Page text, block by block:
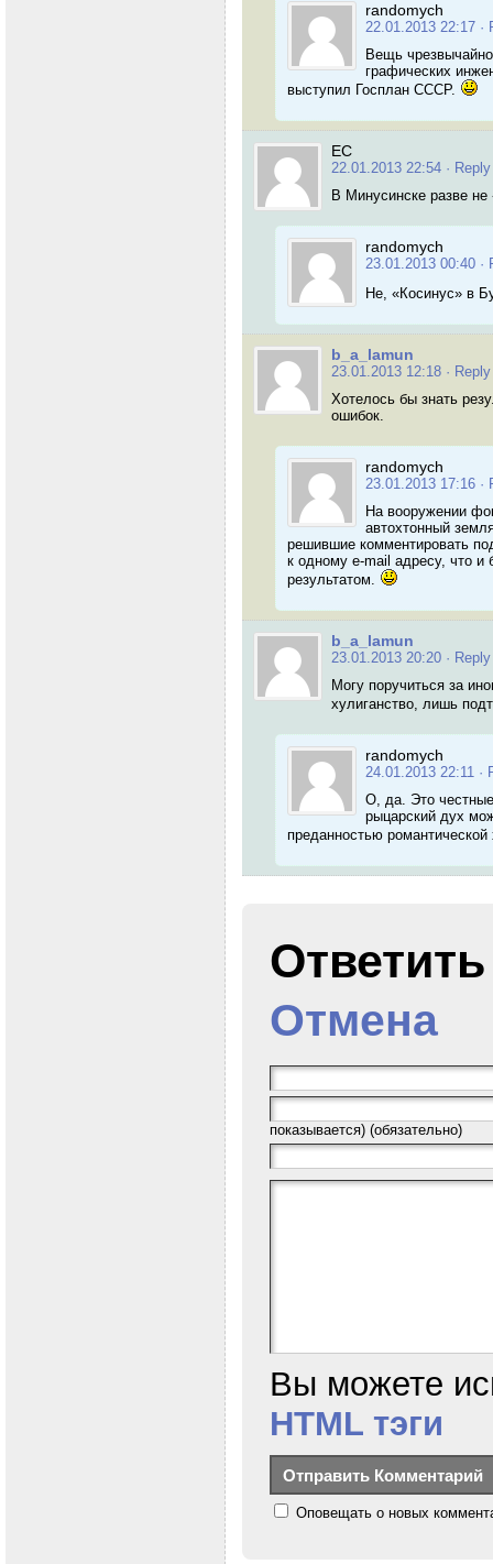
randomych
22.01.2013 22:17 ·
Вещь
графических
выступил Госплан СССР.
ЕС
22.01.2013 22:54 · Reply
В Минусинске разве
randomych
23.01.2013 00:40 ·
Не, «Косинус» в
b_a_lamun
23.01.2013 12:18 · Reply
Хотелось бы знать
ошибок.
randomych
23.01.2013 17:16 ·
На вооружении
автохтонный
решившие комментировать
к одному e-mail адресу, что и
результатом.
b_a_lamun
23.01.2013 20:20 · Reply
Могу поручиться за
хулиганство, лишь
randomych
24.01.2013 22:11 ·
О, да. Это
рыцарский дух
преданностью
Отмена
показывается) (обязательно)
Вы можете
HTML тэги
Оповещать о новых